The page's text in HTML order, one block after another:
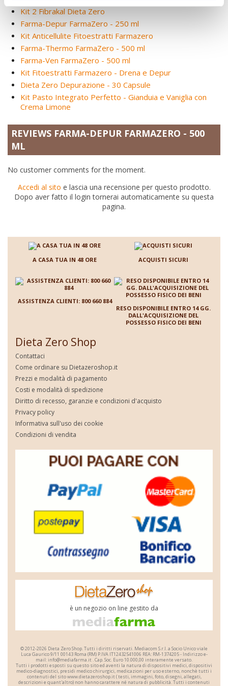
Kit 2 Fibrakal Dieta Zero
Farma-Depur FarmaZero - 250 ml
Kit Anticellulite Fitoestratti Farmazero
Farma-Thermo FarmaZero - 500 ml
Farma-Ven FarmaZero - 500 ml
Kit Fitoestratti Farmazero - Drena e Depur
Dieta Zero Depurazione - 30 Capsule
Kit Pasto Integrato Perfetto - Gianduia e Vaniglia con
Crema Limone
REVIEWS FARMA-DEPUR FARMAZERO - 500
ML
No customer comments for the moment.
Accedi al sito e lascia una recensione per questo prodotto.
Dopo aver fatto il login tornerai automaticamente su questa
pagina.
A CASA TUA IN 48 ORE ACQUISTI SICURI
ASSISTENZA CLIENTI: 800 660 884
RESO DISPONIBILE ENTRO 14 GG.
DALL'ACQUISIZIONE DEL
POSSESSO FISICO DEI BENI
Dieta Zero Shop
Contattaci
Come ordinare su Dietazeroshop.it
Prezzi e modalità di pagamento
Costi e modalità di spedizione
Diritto di recesso, garanzie e condizioni d'acquisto
Privacy policy
Informativa sull'uso dei cookie
Condizioni di vendita
è un negozio on line gestito da
© 2012-2026 Dieta Zero Shop. Tutti i diritti riservati. Mediacom S.r.l.a Socio Unicoviale
Luca Gaurico 9/11 00143 Roma (RM) P.IVA IT12432541006 REA: RM-1374205 - Indirizzo e-
mail: info@mediafarma.it . Cap. Soc. Euro 10.000,00 interamente versato.
Tutti i prodotti esposti su questo sito ed aventi la natura di dispositivi medici, dispositivi
medico-diagnostici, presidi medico chirurgici, medicazioni per uso esterno, nonchè tutti i
contenuti del sito www.dietazeroshop.it ( testi, immagini, foto, disegni, allegati,
descrizioni e quant'altro) non hanno carattere né natura di pubblicità. Tutti i contenuti